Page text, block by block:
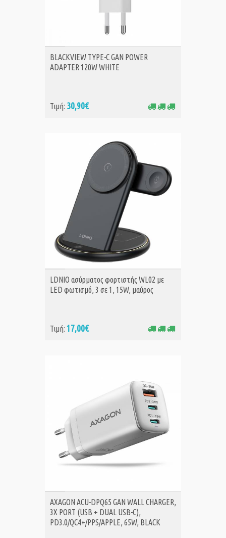
ΑΓΟΡΑ
BLACKVIEW TYPE-C GAN POWER
ADAPTER 120W WHITE
Τιμή: 30,90€
ΑΓΟΡΑ
LDNIO ασύρματος φορτιστής WL02 με
LED φωτισμό, 3 σε 1, 15W, μαύρος
Τιμή: 17,00€
ΑΓΟΡΑ
AXAGON ACU-DPQ65 GAN WALL CHARGER,
3X PORT (USB + DUAL USB-C),
PD3.0/QC4+/PPS/APPLE, 65W, BLACK